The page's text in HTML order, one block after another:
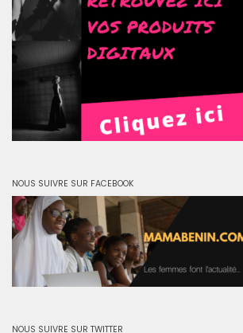
NOUS SUIVRE SUR FACEBOOK
NOUS SUIVRE SUR TWITTER